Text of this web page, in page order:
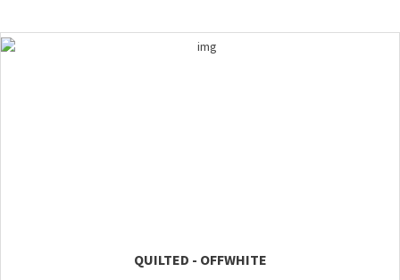
QUILTED - OFFWHITE